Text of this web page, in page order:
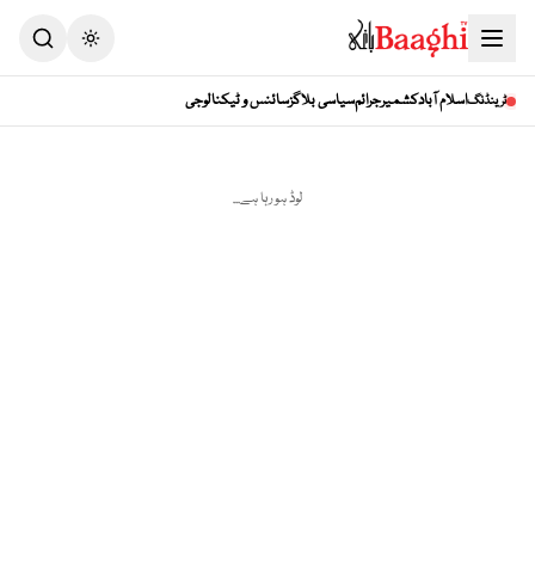
Toggle theme
ٹرینڈنگاسلام آبادکشمیرجرائمسیاسی بلاگزسائنس و ٹیکنالوجی
لوڈ ہو رہا ہے...